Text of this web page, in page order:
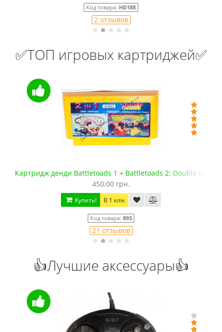
Код товара: HD188
2 отзывов
✅ТОП игровых картриджей✅
Картридж денди Battletoads 1 + Battletoads 2: Double
450.00 грн.
Купить! В 1 клік
Код товара: 893
21 отзывов
👍Лучшие аксессуары👍